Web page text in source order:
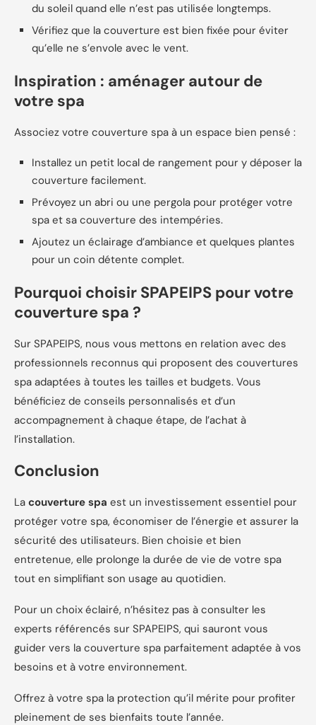
du soleil quand elle n’est pas utilisée longtemps.
Vérifiez que la couverture est bien fixée pour éviter
qu’elle ne s’envole avec le vent.
Inspiration : aménager autour de
votre spa
Associez votre couverture spa à un espace bien pensé :
Installez un petit local de rangement pour y déposer la
couverture facilement.
Prévoyez un abri ou une pergola pour protéger votre
spa et sa couverture des intempéries.
Ajoutez un éclairage d’ambiance et quelques plantes
pour un coin détente complet.
Pourquoi choisir SPAPEIPS pour votre
couverture spa ?
Sur SPAPEIPS, nous vous mettons en relation avec des
professionnels reconnus qui proposent des couvertures
spa adaptées à toutes les tailles et budgets. Vous
bénéficiez de conseils personnalisés et d’un
accompagnement à chaque étape, de l’achat à
l’installation.
Conclusion
La couverture spa est un investissement essentiel pour
protéger votre spa, économiser de l’énergie et assurer la
sécurité des utilisateurs. Bien choisie et bien
entretenue, elle prolonge la durée de vie de votre spa
tout en simplifiant son usage au quotidien.
Pour un choix éclairé, n’hésitez pas à consulter les
experts référencés sur SPAPEIPS, qui sauront vous
guider vers la couverture spa parfaitement adaptée à vos
besoins et à votre environnement.
Offrez à votre spa la protection qu’il mérite pour profiter
pleinement de ses bienfaits toute l’année.